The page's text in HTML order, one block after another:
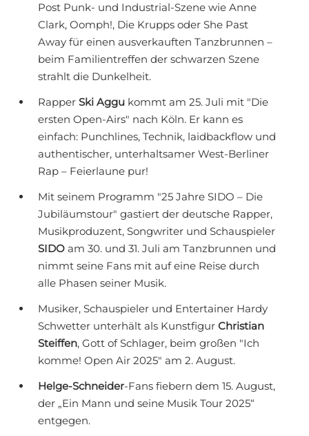
Post Punk- und Industrial-Szene wie Anne
Clark, Oomph!, Die Krupps oder She Past
Away für einen ausverkauften Tanzbrunnen –
beim Familientreffen der schwarzen Szene
strahlt die Dunkelheit.
Rapper Ski Aggu kommt am 25. Juli mit "Die
ersten Open-Airs" nach Köln. Er kann es
einfach: Punchlines, Technik, laidbackflow und
authentischer, unterhaltsamer West-Berliner
Rap – Feierlaune pur!
Mit seinem Programm "25 Jahre SIDO – Die
Jubiläumstour" gastiert der deutsche Rapper,
Musikproduzent, Songwriter und Schauspieler
SIDO am 30. und 31. Juli am Tanzbrunnen und
nimmt seine Fans mit auf eine Reise durch
alle Phasen seiner Musik.
Musiker, Schauspieler und Entertainer Hardy
Schwetter unterhält als Kunstfigur Christian
Steiffen, Gott of Schlager, beim großen "Ich
komme! Open Air 2025" am 2. August.
Helge-Schneider-Fans fiebern dem 15. August,
der „Ein Mann und seine Musik Tour 2025“
entgegen.